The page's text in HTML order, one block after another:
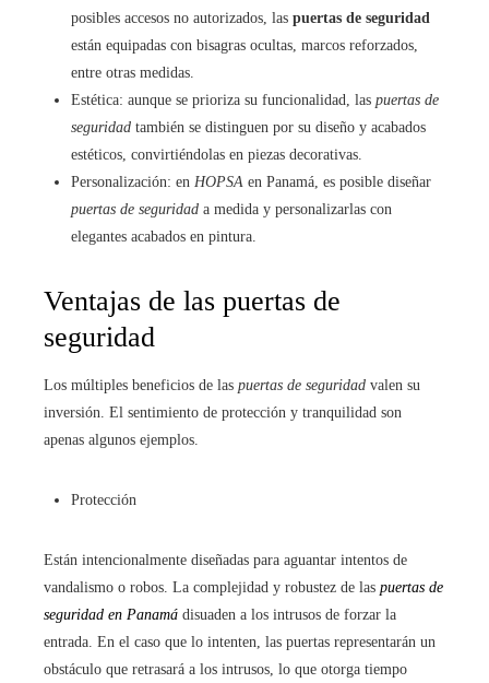
posibles accesos no autorizados, las puertas de seguridad
están equipadas con bisagras ocultas, marcos reforzados,
entre otras medidas.
Estética: aunque se prioriza su funcionalidad, las puertas de
seguridad también se distinguen por su diseño y acabados
estéticos, convirtiéndolas en piezas decorativas.
Personalización: en HOPSA en Panamá, es posible diseñar
puertas de seguridad a medida y personalizarlas con
elegantes acabados en pintura.
Ventajas de las puertas de
seguridad
Los múltiples beneficios de las puertas de seguridad valen su
inversión. El sentimiento de protección y tranquilidad son
apenas algunos ejemplos.
Protección
Están intencionalmente diseñadas para aguantar intentos de
vandalismo o robos. La complejidad y robustez de las puertas de
seguridad en Panamá disuaden a los intrusos de forzar la
entrada. En el caso que lo intenten, las puertas representarán un
obstáculo que retrasará a los intrusos, lo que otorga tiempo